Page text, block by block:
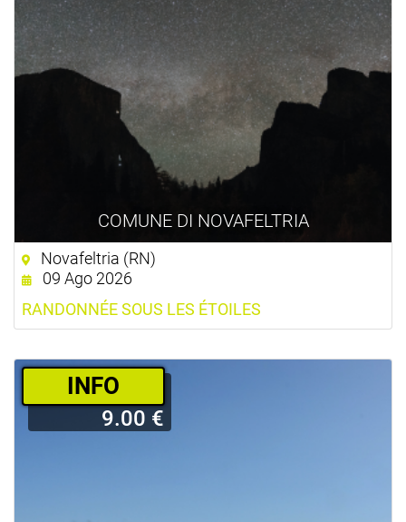
COMUNE DI NOVAFELTRIA
Novafeltria (RN)
09 Ago 2026
RANDONNÉE SOUS LES ÉTOILES
­INFO
9.00 €